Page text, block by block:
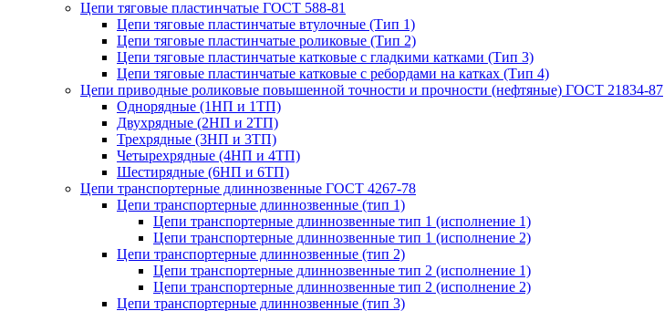
Цепи тяговые пластинчатые ГОСТ 588-81
Цепи тяговые пластинчатые втулочные (Тип 1)
Цепи тяговые пластинчатые роликовые (Тип 2)
Цепи тяговые пластинчатые катковые с гладкими катками (Тип 3)
Цепи тяговые пластинчатые катковые с ребордами на катках (Тип 4)
Цепи приводные роликовые повышенной точности и прочности (нефтяные) ГОСТ 21834-87
Однорядные (1НП и 1ТП)
Двухрядные (2НП и 2ТП)
Трехрядные (3НП и 3ТП)
Четырехрядные (4НП и 4ТП)
Шестирядные (6НП и 6ТП)
Цепи транспортерные длиннозвенные ГОСТ 4267-78
Цепи транспортерные длиннозвенные (тип 1)
Цепи транспортерные длиннозвенные тип 1 (исполнение 1)
Цепи транспортерные длиннозвенные тип 1 (исполнение 2)
Цепи транспортерные длиннозвенные (тип 2)
Цепи транспортерные длиннозвенные тип 2 (исполнение 1)
Цепи транспортерные длиннозвенные тип 2 (исполнение 2)
Цепи транспортерные длиннозвенные (тип 3)